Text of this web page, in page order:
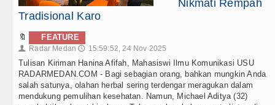
Nikmati Rempah
Tradisional Karo
🔖 FEATURE
👤 Radar Medan 🕔 15:59:52, 24 Nov 2025
Tulisan Kiriman Hanina Afifah, Mahasiswi Ilmu Komunikasi USU
RADARMEDAN.COM - Bagi sebagian orang, bahkan mungkin Anda
salah satunya, olahan herbal sering terdengar meragukan dalam
mendukung pemulihan kesehatan. Namun, Michael Aditya (32)